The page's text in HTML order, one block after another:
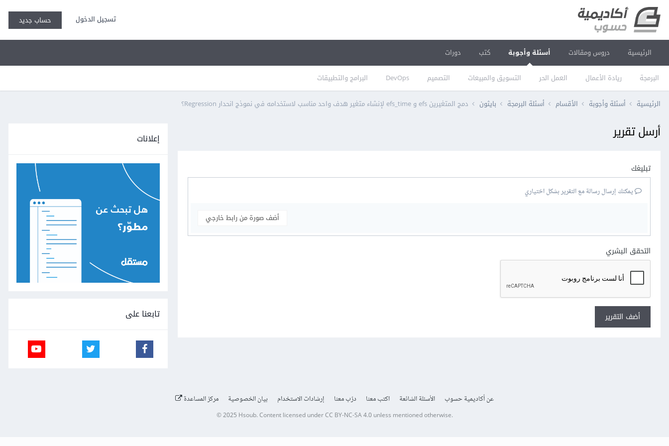
تسجيل الدخول حساب جديد
الرئيسية دروس ومقالات أسئلة وأجوبة
البرمجة ريادة الأعمال العمل الحر التسويق والمبيعات التصميم DevOps البرامج والتطبيقات
كتب دورات
الرئيسية أسئلة وأجوبة الأقسام أسئلة البرمجة بايثون دمج المتغيرين efs و efs_time لإنشاء متغير هدف واحد مناسب لاستخدامه في نموذج انحدار Regression؟
أرسل تقرير
تبليغك
يمكنك إرسال رسالة مع التقرير بشكل اختياري
أضف صورة من رابط خارجي
التحقق البشري
أضف التقرير
إعلانات
تابعنا على
عن أكاديمية حسوب الأسئلة الشائعة اكتب معنا درّب معنا إرشادات الاستخدام بيان الخصوصية مركز المساعدة
© 2025 Hsoub.Content licensed underCC BY-NC-SA 4.0unless mentioned otherwise.